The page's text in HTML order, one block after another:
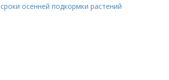
сроки осенней подкормки растений